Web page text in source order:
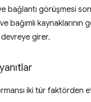
bağlantı görüşmesi
bağımlı kaynaklarının
girer.
iki tür faktörden